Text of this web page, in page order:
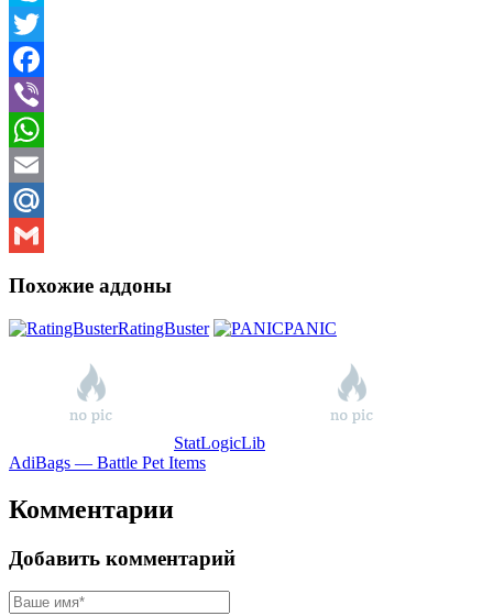
Skype
Twitter
Facebook
Viber
WhatsApp
Email
Mail.Ru
Похожие аддоны
RatingBuster PANIC
StatLogicLib
AdiBags — Battle Pet Items
Комментарии
Добавить комментарий